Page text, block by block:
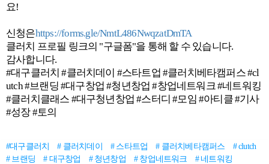
요!
신청은https://forms.gle/NmtL486NwqzatDmTA
클러치 프로필 링크의 "구글폼"을 통해 할 수 있습니다.
감사합니다.
#대구클러치 #클러치데이 #스타트업 #클러치베타캠퍼스 #cl
utch #브랜딩 #대구창업 #청년창업 #창업네트워크 #네트워킹
#클러치클래스 #대구청년창업 #스터디 #모임 #아티클 #기사
#성장 #토의
#대구클러치 # 클러치데이 # 스타트업 # 클러치베타캠퍼스
# clutch
# 브랜딩
# 대구창업 # 청년창업 # 창업네트워크
# 네트워킹